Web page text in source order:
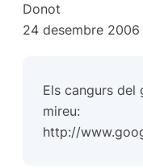
Donot
24 desembre 2006
Els cangurs del
mireu:
http://